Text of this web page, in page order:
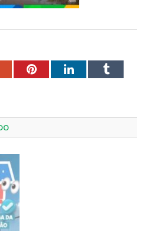
PinterestLinkedInTumblr